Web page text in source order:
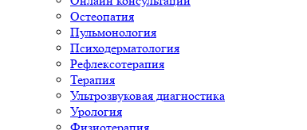
Остеопатия
Пульмонология
Психодерматология
Рефлексотерапия
Терапия
Ультрозвуковая диагностика
Урология